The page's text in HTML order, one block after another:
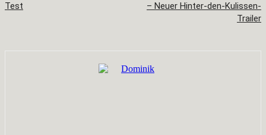
Test
– Neuer Hinter-den-Kulissen-
Trailer